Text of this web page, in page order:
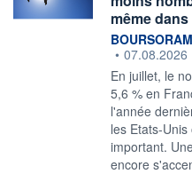
même
information
• 07.08.2026
En juillet, le
5,6 % en
l'année
les Etats-
important.
encore